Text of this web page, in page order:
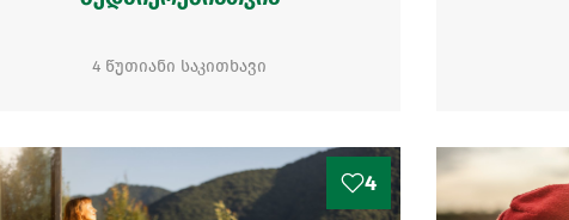
4 წუთიანი საკითხავი
4